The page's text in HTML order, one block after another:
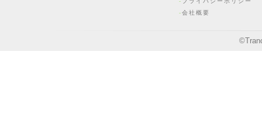
会社概要
©